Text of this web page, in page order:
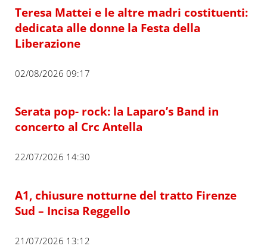
Teresa Mattei e le altre madri costituenti:
dedicata alle donne la Festa della
Liberazione
02/08/2026 09:17
Serata pop- rock: la Laparo’s Band in
concerto al Crc Antella
22/07/2026 14:30
A1, chiusure notturne del tratto Firenze
Sud – Incisa Reggello
21/07/2026 13:12